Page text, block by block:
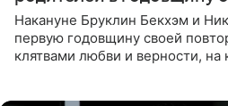
Накануне Бруклин Бекхэм и
первую годовщину своей
клятвами любви и верности, на